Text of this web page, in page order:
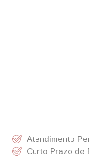
Atendimento
Curto Prazo de